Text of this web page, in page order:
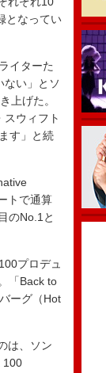
となってい
イターた
ない」とソ
上げた。
ウィフト
す」と続
トで通算
のNo.1と
プロデュ
「Back to
ーグ（Hot
は、ソン
100